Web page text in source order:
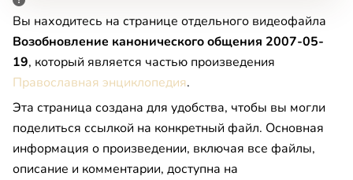
Вы находитесь на странице отдельного видеофайла
Boзoбнoвлeниe кaнoничecкoгo oбщeния 2007-05-
19, который является частью произведения
Православная энциклопедия.
Эта страница создана для удобства, чтобы вы могли
поделиться ссылкой на конкретный файл. Основная
информация о произведении, включая все файлы,
описание и комментарии, доступна на